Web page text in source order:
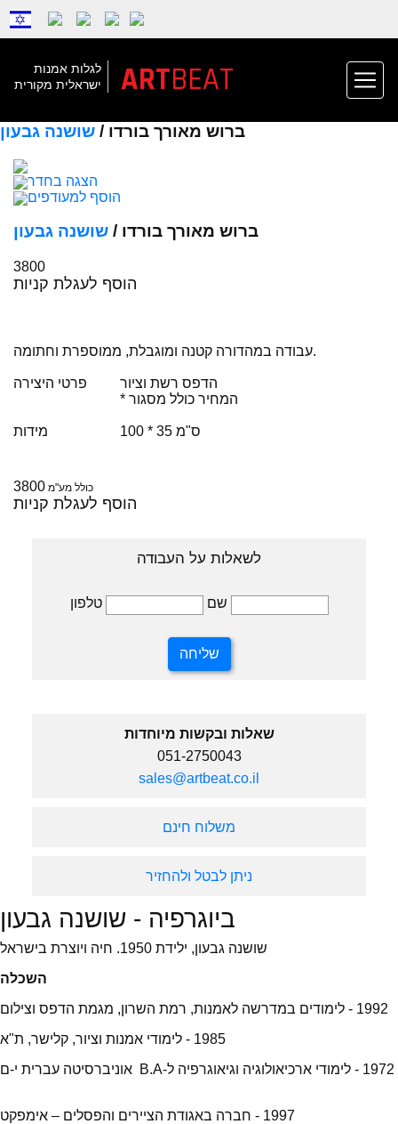
לגלות אמנות
ישראלית מקורית
ARTBEAT
ברוש מאורך בורדו / שושנה גבעון
הצגה בחדר
הוסף למעודפים
ברוש מאורך בורדו / שושנה גבעון
3800
הוסף לעגלת קניות
עבודה במהדורה קטנה ומוגבלת, ממוספרת וחתומה.
פרטי היצירה
הדפס רשת וציור
* המחיר כולל מסגור
מידות 100 * 35 ס"מ
3800 כולל מע"מ
הוסף לעגלת קניות
לשאלות על העבודה
שם
שאלות ובקשות מיוחדות
051-2750043
sales@artbeat.co.il
משלוח חינם
ניתן לבטל ולהחזיר
ביוגרפיה - שושנה גבעון
שושנה גבעון, ילידת 1950. חיה ויוצרת בישראל
השכלה
1992 - לימודים במדרשה לאמנות, רמת השרון, מגמת הדפס וצילום
1985 - לימודי אמנות וציור, קלישר, ת"א
1972 - לימודי ארכיאולוגיה וגיאוגרפיה ל-B.A אוניברסיטה עברית י-ם
1997 - חברה באגודת הציירים והפסלים – אימפקט